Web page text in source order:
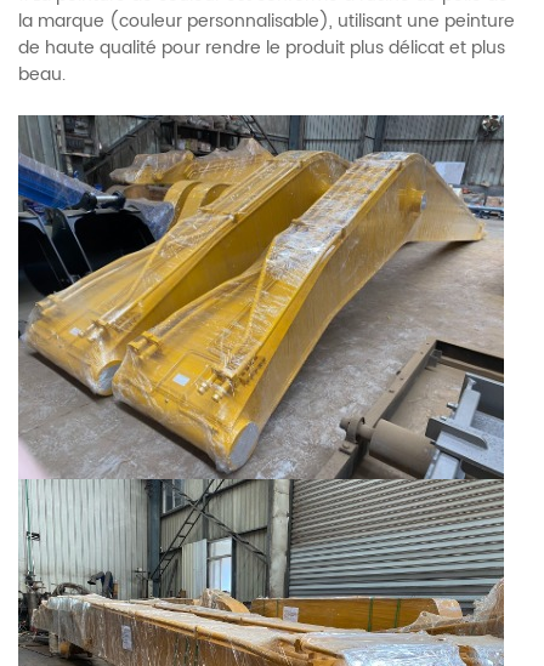
la marque (couleur personnalisable), utilisant une peinture
de haute qualité pour rendre le produit plus délicat et plus
beau.